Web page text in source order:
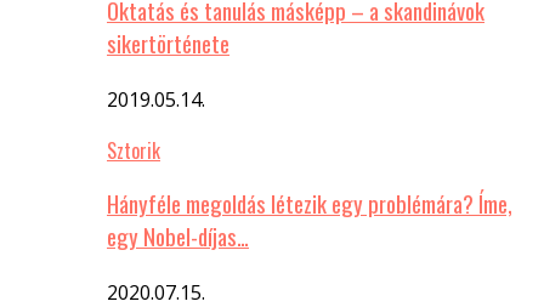
Oktatás és tanulás másképp – a skandinávok
sikertörténete
2019.05.14.
Sztorik
Hányféle megoldás létezik egy problémára? Íme,
egy Nobel-díjas…
2020.07.15.